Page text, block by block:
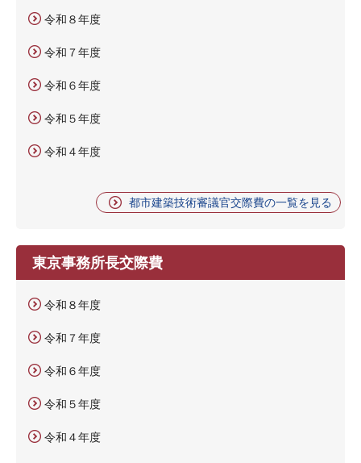
令和８年度
令和７年度
令和６年度
令和５年度
令和４年度
都市建築技術審議官交際費の一覧を見る
東京事務所長交際費
令和８年度
令和７年度
令和６年度
令和５年度
令和４年度